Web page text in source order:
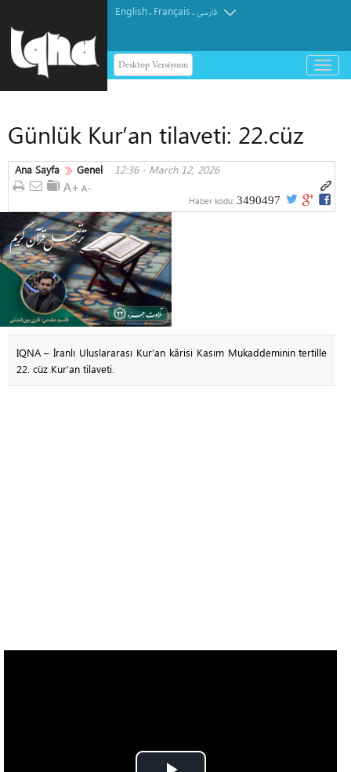
English. Français.فارسی
Desktop Versiyonu
باز
و
Günlük Kur’an tilaveti: 22.cüz
Ana Sayfa Genel 12:36 - March 12, 2026
Haber kodu: 3490497
IQNA – İranlı Uluslararası Kur’an kârisi Kasım Mukaddeminin tertille
22. cüz Kur’an tilaveti.